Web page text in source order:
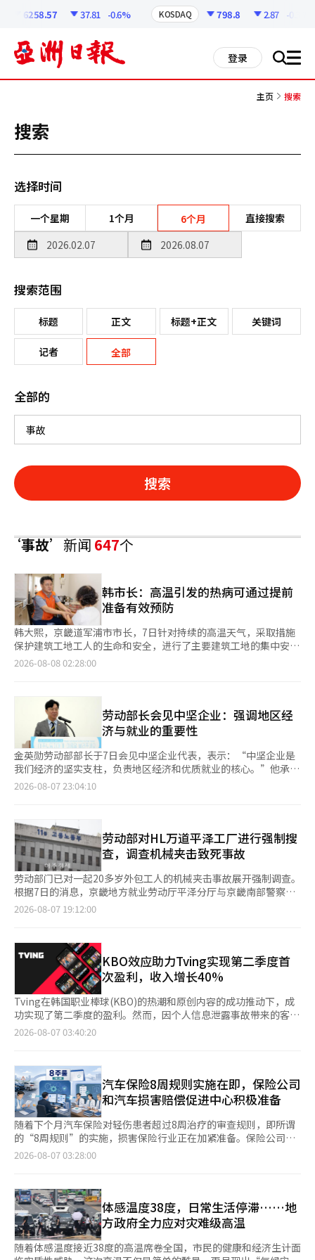
6258.57 37.81 -0.6% KOSDAQ 798.8 2.87 -0.36%
登录 搜 all
主页 搜索
搜索
选择时间
一个星期 1个月 6个月 直接搜索
搜索范围
标题 正文 标题+正文 关键词
记者 全部
全部的
搜索
‘事故’新闻647个
韩市长：高温引发的热病可通过提前
准备有效预防
韩大熙，京畿道军浦市市长，7日针对持续的高温天气，采取措施
保护建筑工地工人的生命和安全，进行了主要建筑工地的集中安全
检查，强调“安全第一”。 当天，韩市长表示：“高温引发的热
确保现场不发生任何安全事故，集中行政力量进行安全管理。”
韩市长将于6日至12日对包括紧急金正高架桥修复工程在内的三个
主要建筑工地进行高温应对情况的集中检查。 此次检查被视为提
前预防高温引发的工业事故，确保工人安全的主动预防行政措施。
韩市长将重点检查高温安全五大基本原则的执行情况，包括休息设
施的设置和休息时间的保障、高温阶段的作业停止措施、热病应急
应对体系的建立等。 此外，还计划对工人和施工相关人员进行高
温阶段的行为规范、热病预防措施和高温安全管理义务的培训，以
取措施进行整改，并在后续持续管理和检查各现场的高温应对情
况，迅速改善需要补充的部分。 对此，市民们表示：“高温已成
为日常，建筑工地的安全管理不是选择，而是必需。”他们评价
道：“市长将安全作为首要价值，主动检查现场，让人倍感信
任。” 他们还表示：“保护建筑工人健康和生命就是保护市民安
全”，“希望在现场严格遵守充分休息和作业停止等实际安全对
策”，“预防性行政比事故后的应对更为重要。” 同时，韩大熙
市长也呼吁市民：“希望大家减少在正午的户外活动，注意补充水
翻译与编辑。
2026-08-08 02:28:00
劳动部长会见中坚企业：强调地区经
济与就业的重要性
金英勋劳动部部长于7日会见中坚企业代表，表示：“中坚企业是
我们经济的坚实支柱，负责地区经济和优质就业的核心。”他承诺
将更加关注企业在实际运营中遇到的各种困难，并努力提供切实的
竞争力。”他感谢中坚企业人士在维护产业现场方面的努力，强调
要确保中小企业、中坚企业和大企业之间的成长梯队稳固。 这是
金部长自去年9月以来第二次访问中坚企业联合会。他此行旨在与
承担就业创造和生产、出口核心角色的中坚企业分享重点政策方
向，并倾听现场的声音。 金部长在会上提出下半年就业劳动政策
的核心战略，包括：构建安全公正的工作场所、扩大青年与中年人
之间的共生就业机会、消除差距，实现共同跃升的产业转型等。
具体而言，为了根除重复事故，将对目标企业和行业进行高强度的
还将推动扩大工资区分支付制，以制止工资拖欠和分包过程中的中
间剥削结构。 针对青年群体，金部长提出了公共就业、新兴产业
及中小、中坚企业的创业支持、由大企业主导的K-新政学院和工作
经验扩展、以及新设K-青年保障等措施。对于中年群体，则将扩大
再就业支持的义务事业场所，支持早期职业规划和世代共生型的退
休年龄延长讨论。 关于产业转型，金部长表示将通过同工同酬、
避免综合工资滥用、支持缩短实际劳动时间的企业、改善退休金制
度等措施来减少劳动市场的差距。同时，还将推进为特殊雇佣人员
稳定的基本计划后续措施。 金部长特别强调中坚企业在青年招聘
中的作用。他指出：“中坚企业的青年招聘比例较高，且是青年所
青睐的工作。”他呼吁企业积极参与政府支持项目，扩大招聘，以
使青年就业政策在现场得到切实感受。 对此，中坚企业联合会会
长崔振植回应道：“通过适应变化的产业环境的就业和劳动政策范
式创新，企业的发展与劳动的价值应形成良性循环。”他强调需要
建立一个涵盖青年和未来世代的可持续增长基地。 金部长最后表
示：“政策的答案总是在现场，希望中坚企业联合会作为政策合作
经人工智能（AI）系统翻译与编辑。
2026-08-07 23:04:10
劳动部对HL万道平泽工厂进行强制搜
查，调查机械夹击致死事故
劳动部门已对一起20多岁外包工人的机械夹击事故展开强制调查。
根据7日的消息，京畿地方就业劳动厅平泽分厅与京畿南部警察厅
正在对发生在7月22日的HL万道平泽工厂的故人金胜模的死亡事故
划获取相关人员的电脑等资料。通过这些资料，将仔细检查雇主在
维修作业中是否遵守了防止事故的安全规定，以及是否建立了安全
健康管理体系。 劳动部表示：“我们严肃认识到制造业现场反复
发生的夹击事故的严重性”，并表示将严格调查是否违反了《工业
安全卫生法》和《重大事故处罚法》。 此外，劳动部强调：“如
果发生重大死亡事故或未遵守最低安全规定导致同类事故反复发
生，将积极利用搜查和逮捕等强制措施。” 在此之前，7月22日中
午12时50分，负责该工厂机械维修工作的外包公司员工金某在检
间，导致死亡。金某的家属因要求查明真相和追究责任，已无限期
推迟了葬礼程序。※ 本报道经人工智能（AI）系统翻译与编辑。
2026-08-07 19:12:00
KBO效应助力Tving实现第二季度首
次盈利，收入增长40%
Tving在韩国职业棒球(KBO)的热潮和原创内容的成功推动下，成
功实现了第二季度的盈利。然而，因个人信息泄露事故带来的客户
赔偿和罚款负担，预计将对未来业绩产生影响。 6日，CJ ENM在
示：“Tving的收入同比增长了40%，营业利润实现了扭亏为
盈。” 这一成绩的背后，得益于韩国职业棒球(KBO)的热潮。原创
剧集《厨师兵传奇》和《友美的细胞们3》等也取得了良好的收视
率，用户订阅量和月活跃用户数(MAU)均有所增加。 张CFO指
出：“广告和订阅收入实现了快速增长，但预计第三季度由于广告
淡季，成本将增加，同时海外销售短期内可能会减少，因此表现可
能会略显疲软。” 然而，仍然存在变数。因为在6月发生了个人信
息泄露事故，受影响的账户估计约为1980万个。 张CFO表
和罚款及罚金的裁定。”他指出：“客户内部赔偿方案预计将在9
月或10月公布。” 他还表示：“罚款和罚金将在个人信息保护委
员会的调查结束后转交给Tving，因其是基于收入计算的，因此会
产生影响。” Tving与Wave的合并仍在进行中。CJ ENM表示将在
下半年正式推进两家公司合并的讨论，并计划与战略投资者(SI)的
协商与KT的讨论相结合。※ 本报道经人工智能（AI）系统翻译与
2026-08-07 03:40:20
汽车保险8周规则实施在即，保险公司
和汽车损害赔偿促进中心积极准备
随着下个月汽车保险对轻伤患者超过8周治疗的审查规则，即所谓
的“8周规则”的实施，损害保险行业正在加紧准备。保险公司已
开始建立审查计算机网络和整理赔偿工作流程，而汽车损害赔偿促
开发反映患者额外治疗审查程序的计算机系统，并整理内部工作指
引，以配合8周规则的实施。 新制度实施后，伤害等级为12至14级
的轻伤患者在事故发生后如需超过8周的治疗，必须向保险公司提
交诊断书、就医记录复印件和影像资料等。保险公司将把这些资料
转交给汽车赔偿中心，汽车赔偿中心将经过专业医疗人员的审查，
2026-08-07 03:28:00
体感温度38度，日常生活停滞……地
方政府全力应对灾难级高温
随着体感温度接近38度的高温席卷全国，市民的健康和经济生计面